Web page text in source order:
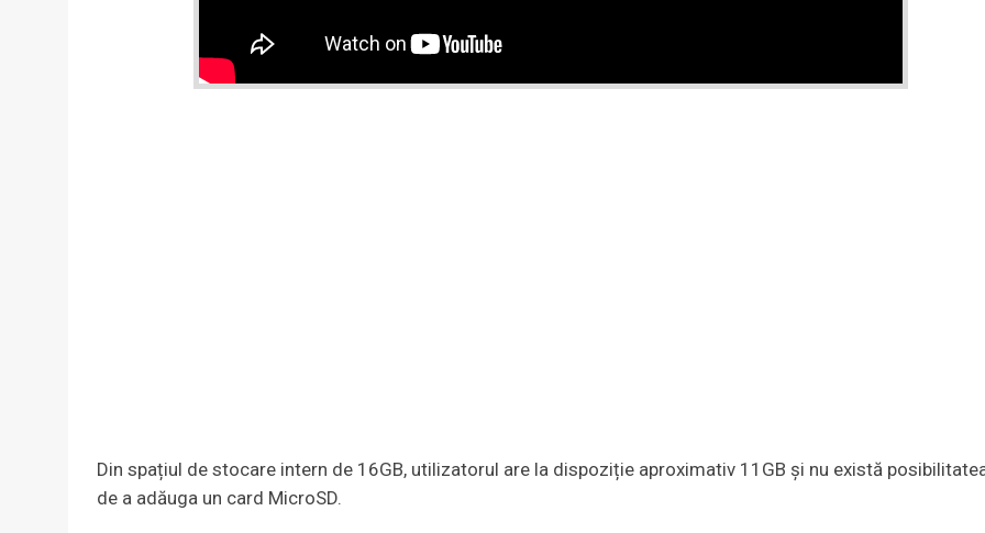
Din spațiul de stocare intern de 16GB, utilizatorul are la dispoziție aproximativ 11GB și nu există
de a adăuga un card MicroSD.